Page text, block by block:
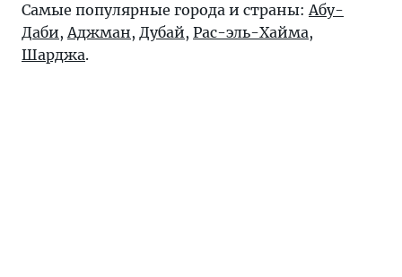
Самые популярные города и страны:Абу-
Даби,Аджман, Дубай, Рас-эль-Хайма,
Шарджа.